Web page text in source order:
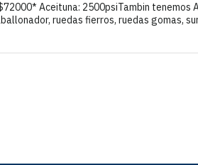
Aceituna: 2500psiTambin tenemos
ruedas fierros, ruedas gomas,